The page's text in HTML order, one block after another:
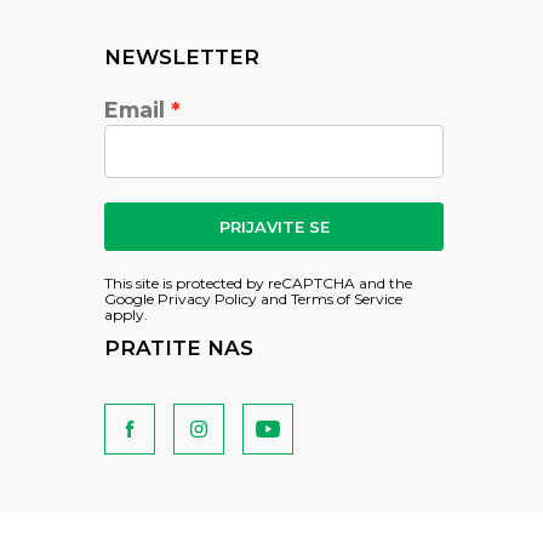
NEWSLETTER
Email
PRIJAVITE SE
This site is protected by reCAPTCHA and the
Google Privacy Policy and Terms of Service
apply.
PRATITE NAS